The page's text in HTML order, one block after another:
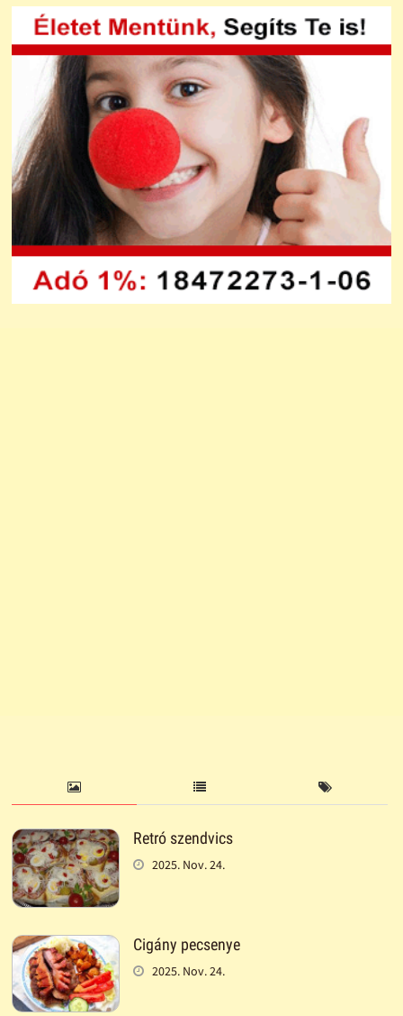
Retró szendvics
2025. Nov. 24.
Cigány pecsenye
2025. Nov. 24.